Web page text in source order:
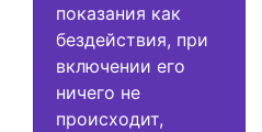
показания как
бездействия, при
включении его
ничего не
происходит,